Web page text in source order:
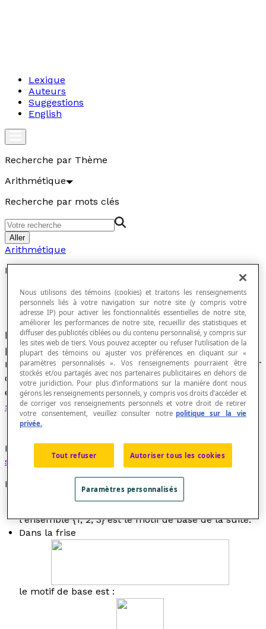
Lexique
Auteurs
Suggestions
English
Recherche par Thème
Arithmétique
Recherche par mots clés
Aller
Arithmétique
Motif
Dessin utilisé comme objet de base servant à
produire des figures isométriques répétées pour
recouvrir une surface, comme undallage, ou pour
créer une bordure, comme unefrise, ou
ensemble de nombres utilisé pour suggérer une
suite numérique.
La répétition d'un motif est synonyme de régularité
suite
Exemple
l'ensemble {1, 2, 3} est le motif de base de la suite.
Dans la frise
le motif de base est :
Nous utilisons des témoins (cookies) et traitons les renseignements
personnels liés à votre navigation sur notre site (y compris votre
adresse IP) pour activer les fonctionnalités essentielles de notre site,
améliorer les performances de notre site, recueillir des statistiques et
diffuser des publicités ciblées ou du contenu personnalisé, y compris sur
les sites web de tiers. Vous pouvez accepter ou refuser l’utilisation de la
plupart des témoins ou ajuster vos préférences en cliquant sur «
paramètres personnalisés ». Vos renseignements pourraient être
stockés et/ou partagés avec nos partenaires publicitaires en dehors de
votre juridiction. Pour plus d’informations sur la manière dont nous
gérons les renseignements personnels, y compris vos droits d’accéder et
de corriger vos renseignements personnels et votre droit de retirer
votre consentement, veuillez consulter notre politique sur la vie
privée.
Tout refuser Autoriser tous les cookies
Paramètres personnalisés